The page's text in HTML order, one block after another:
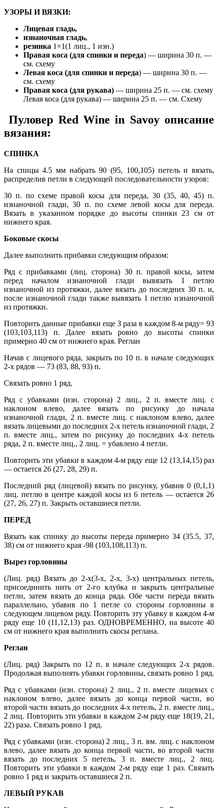
УЗОРЫ И ВЯЗКИ:
Лицевая гладь,
изнаночная гладь,
резинка 1×1(1 лиц., 1 изн.)
Правая коса (для спинки и переда) — ширина 30 п. —
см. схему
Левая коса (для спинки и переда) — ширина 30 п. —
см. схему
Правая коса (для рукава) — ширина 25 п. — см. схему
Левая коса (для рукава) — ширина 25 п. — см. Схему
Пуловер Red Wine in Savoy описание
вязания:
СПИНКА
На спицы 4.5 мм набрать 90 (95, 100,105) петель и вязать,
распределив петли в следующей последовательности узоров:
30 п. по схеме правой косы для переда, 30 (35, 40, 45) п.
изнаночной глади, 30 п. по схеме левой косы для переда.
Вязать в указанном порядке до высоты спинки 23 см от
нижнего края.
Боковые скосы
Далее выполнить прибавки следующим образом:
Ряд с прибавками (лиц. сторона) 30 п. правой косы, затем
перед началом изнаночной глади вывязать 1 петлю
изнаночной из протяжки, далее вязать до последних 30 п. и,
после изнаночной глади также вывязать 1 петлю изнаночной
из протяжки.
Повторить данные прибавки еще З раза в каждом 8-м ряду= 93
(103,103,113) п. Далее вязать ровно до высоты спинки
примерно 40 см от нижнего края. Реглан
Начав с лицевого ряда, закрыть по 10 п. в начале следующих
2-х рядов — 73 (83, 88, 93) п.
Связать ровно 1 ряд.
Ряд с убавками (изн. сторона) 2 лиц., 2 п. вместе лиц. с
наклоном влево, далее вязать по рисунку до начала
изнаночной глади, 2 п. вместе лиц. с наклоном влево, далее
вязать лицевыми до последних 2-х петель изнаночной глади, 2
п. вместе лиц., затем по рисунку до последних 4-х петель
ряда, 2 п. вместе лиц., 2 лиц. = убавлено 4 петли.
Повторить эти убавки в каждом 4-м ряду еще 12 (13,14,15) раз
— остается 26 (27, 28, 29) п.
Последний ряд (лицевой) вязать по рисунку, убавив 0 (0,1,1)
лиц. петлю в центре каждой косы из 6 петель — остается 26
(27, 26, 27) п. Закрыть оставшиеся петли.
ПЕРЕД
Вязать как спинку до высоты переда примерно 34 (35.5, 37,
38) см от нижнего края -98 (103,108,113) п.
Вырез горловины
(Лиц. ряд) Вязать до 2-х(3-х, 2-х, 3-х) центральных петель,
присоединить нить от 2-го клубка и закрыть центральные
петли, затем вязать до конца ряда. Обе части переда вязать
параллельно, убавив по 1 петле со стороны горловины в
следующем лицевом ряду. Повторить эту убавку в каждом 4-м
ряду еще 10 (11,12,13) раз. ОДНОВРЕМЕННО, на высоте 40
см от нижнего края выполнить скосы реглана.
Реглан
(Лиц. ряд) Закрыть по 12 п. в начале следующих 2-х рядов.
Продолжая выполнять убавки горловины, связать ровно 1 ряд.
Ряд с убавками (изн. сторона) 2 лиц., 2 п. вместе лицевых с
наклоном влево, далее вязать до конца первой части, во
второй части вязать до последних 4-х петель, 2 п. вместе лиц.,
2 лиц. Повторить эти убавки в каждом 2-м ряду еще 18(19, 21,
22) раза. Связать ровно 1 ряд.
Ряд с убавками (изн. сторона) 2 лиц., 3 п. вм. лиц. с наклоном
влево, далее вязать до конца первой части, во второй части
вязать до последних 5 петель, 3 п. вместе лиц., 2 лиц.
Повторить эти убавки в каждом 2-м ряду еще 1 раз. Связать
ровно 1 ряд и закрыть оставшиеся 2 п.
ЛЕВЫЙ РУКАВ